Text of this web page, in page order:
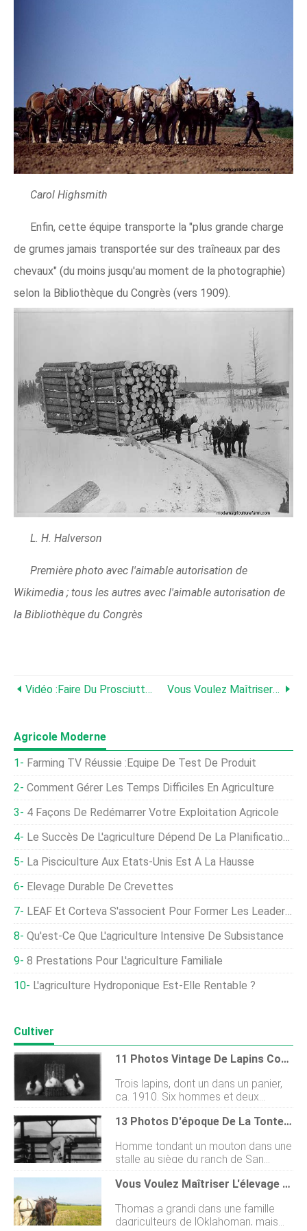
Carol Highsmith
Enfin, cette équipe transporte la "plus grande charge
de grumes jamais transportée sur des traîneaux par des
chevaux" (du moins jusqu'au moment de la photographie)
selon la Bibliothèque du Congrès (vers 1909).
L. H. Halverson
Première photo avec l'aimable autorisation de
Wikimedia ; tous les autres avec l'aimable autorisation de
la Bibliothèque du Congrès
Vidéo :Faire Du Prosciutto, Du Cochon À L'assiette Vous Voulez Maîtriser L'élevage De Chevaux De Trait ? Sterling College Vous Apprendra Comment
Agricole Moderne
Farming TV Réussie :équipe De Test De Produit
Comment Gérer Les Temps Difficiles En Agriculture
4 Façons De Redémarrer Votre Exploitation Agricole
Le Succès De L'agriculture Dépend De La Planification De L'entreprise Agricole
La Pisciculture Aux États-Unis Est À La Hausse
Élevage Durable De Crevettes
LEAF Et Corteva S'associent Pour Former Les Leaders Émergents De L'agriculture Durable
Qu'est-Ce Que L'agriculture Intensive De Subsistance
8 Prestations Pour L'agriculture Familiale
L'agriculture Hydroponique Est-Elle Rentable ?
Cultiver
11 Photos Vintage De Lapins Coquins
Trois lapins, dont un dans un panier,
ca. 1910. Six hommes et deux
enfants photographiés après une
chasse au lapin à Newark, comté de
Femme et lapin dans une cour,
Nouvelle-Orléans, ca. 1920. Mme.
J.R. avec un lapin de compagnie, ca.
1911. Une cliente hispano-
américaine de la FSA (Farm Security
Administration) nourrit ses lapins près
de Taos, Nouveau-Mexique, ca.
13 Photos D'époque De La Tonte Des Moutons
Homme tondant un mouton dans une
stalle au siège du ranch de San
Emigdio, comté de Kern, Californie
vers 1890. Marquage des moutons
Malheur, Oregon, ca. 1941. Sacs de
laine au moment de la tonte des
Vous Voulez Maîtriser L'élevage De Chevaux De Trait ? Sterling College Vous Apprendra Comment
Thomas a grandi dans une famille
dagriculteurs de lOklahoman, mais